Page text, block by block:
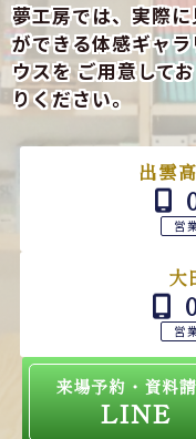
夢工房では、実際
ができる体感ギャ
ウスをご用意して
りください。
出雲
営
大
営
来場予約・資料
LINE